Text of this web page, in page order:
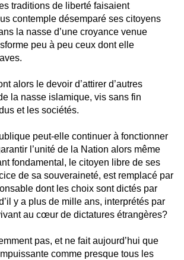
traditions de liberté faisaient
contemple désemparé ses citoyens
la nasse d’une croyance venue
peu à peu ceux dont elle
alors le devoir d’attirer d’autres
la nasse islamique, vis sans fin
et les sociétés.
peut-elle continuer à fonctionner
l’unité de la Nation alors même
fondamental, le citoyen libre de ses
de sa souveraineté, est remplacé par
dont les choix sont dictés par
y a plus de mille ans, interprétés par
au cœur de dictatures étrangères?
pas, et ne fait aujourd’hui que
comme presque tous les